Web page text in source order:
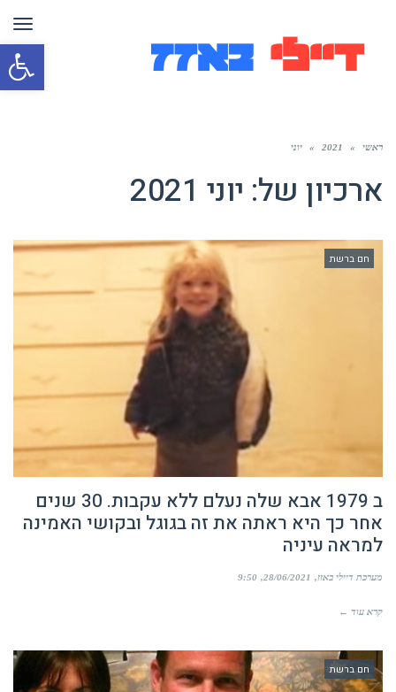
ראשי »
2021
» יוני
ארכיון של: יוני 2021
חם ברשת
ב 1979 אבא שלה נעלם ללא עקבות. 30 שנים
אחר כך היא ראתה את זה בגוגל ובקושי האמינה
למראה עיניה
מערכת דיילי באזז 28/06/2021
9:50
קרא עוד ←
חם ברשת